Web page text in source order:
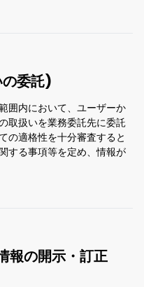
委託)
囲内において、ユーザーか
取扱いを業務委託先に委託
の適格性を十分審査すると
する事項等を定め、情報が
報の開示・訂正